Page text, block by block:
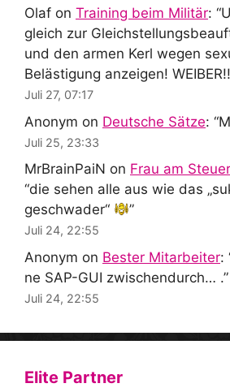
Olaf on Training beim Militär: “
gleich zur
und den armen Kerl wegen
Belästigung anzeigen!
Juli 27, 07:17
Anonym on Deutsche Sätze: “
Juli 25, 23:33
MrBrainPaiN on Frau am
“die sehen alle aus wie das
geschwader“
”
Juli 24, 22:55
Anonym on Bester Mitarbeiter:
ne SAP-GUI zwischendurch… .”
Juli 24, 22:55
Elite Partner